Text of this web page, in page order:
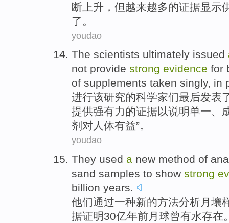
断 上升 ，但越来越多的证据显示
了。
youdao
The scientists ultimately issued
not provide strong evidence for
of supplements taken singly, in
进行该研究的科学家们最后发表
提供强有力的证据以说明单一、
剂 对人体有益”。
youdao
They used a new method of
sand samples to show strong
billion years.
他们通过一种新的方法分析月 壤
据证明30亿年前月球曾有水存在